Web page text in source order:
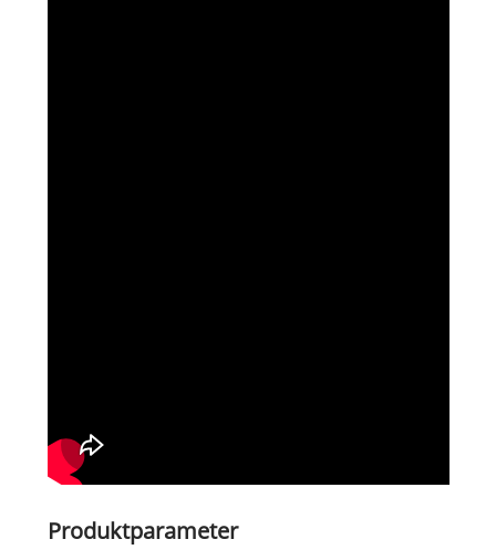
Produktparameter